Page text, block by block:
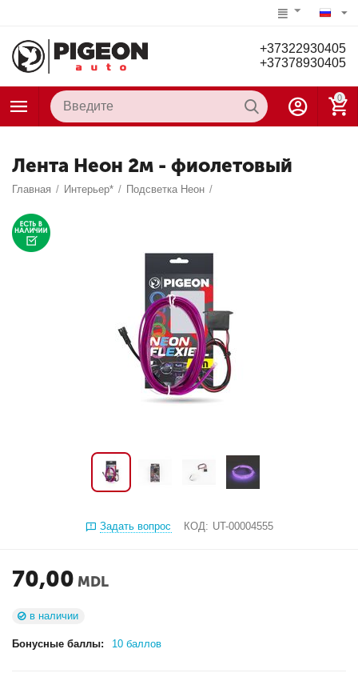
+37322930405
+37378930405
0
Лента Неон 2м - фиолетовый
Главная / Интерьер* / Подсветка Неон /
Задать вопрос КОД: UT-00004555
70,00 MDL
в наличии
Бонусные баллы: 10 баллов